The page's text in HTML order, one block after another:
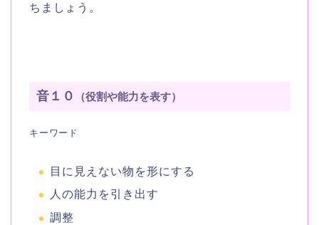
ちましょう。
音１０ （役割や能力を表す）
キーワード
目に見えない物を形にする
人の能力を引き出す
調整